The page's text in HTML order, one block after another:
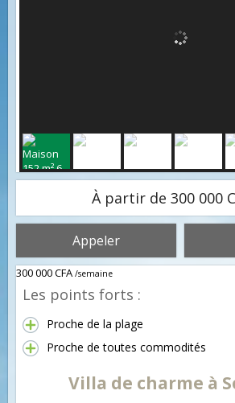
À partir de 300 000
Appeler
300 000 CFA /semaine
Les points forts :
Proche de la plage
Proche de toutes commodités
Villa de charme à